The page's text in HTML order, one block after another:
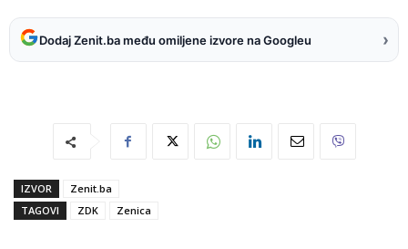
Dodaj Zenit.ba među omiljene izvore na Googleu ›
IZVOR
Zenit.ba
TAGOVI
ZDK Zenica